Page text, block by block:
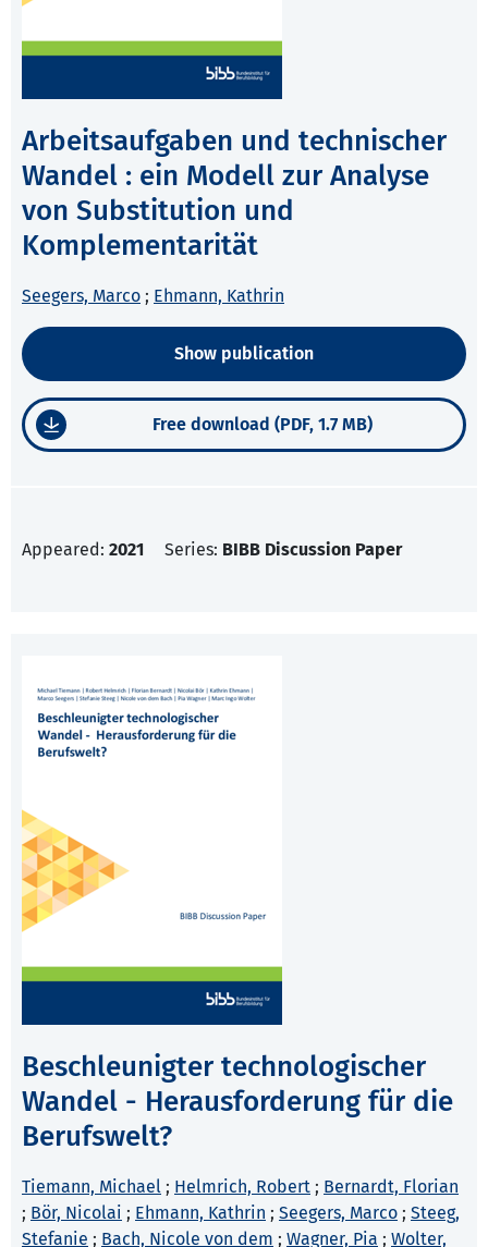
Arbeitsaufgaben und technischer
Wandel : ein Modell zur Analyse
von Substitution und
Komplementarität
Seegers, Marco ; Ehmann, Kathrin
Show publication
Free download (PDF, 1.7 MB)
Appeared: 2021 Series: BIBB Discussion Paper
Beschleunigter technologischer
Wandel - Herausforderung für die
Berufswelt?
Tiemann, Michael ; Helmrich, Robert ; Bernardt, Florian
; Bör, Nicolai ; Ehmann, Kathrin ; Seegers, Marco ; Steeg,
Stefanie ; Bach, Nicole von dem ; Wagner, Pia ; Wolter,